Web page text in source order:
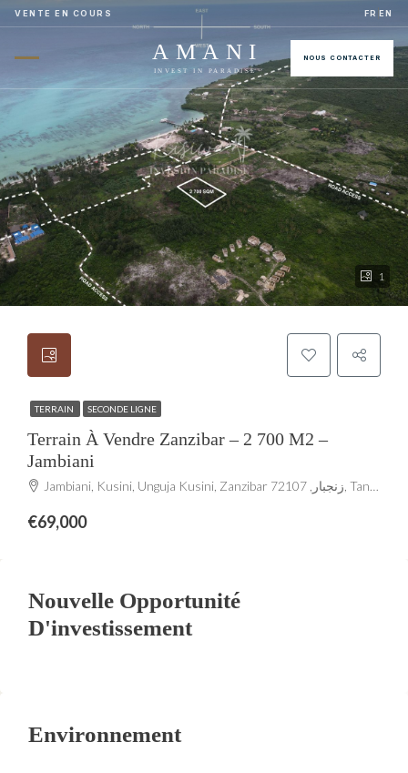
1
TERRAIN SECONDE LIGNE
Terrain À Vendre Zanzibar – 2 700 M2 –
Jambiani
Jambiani, Kusini, Unguja Kusini, Zanzibar زنجبار, 72107, Tanzania
€69,000
Nouvelle Opportunité
D'investissement
Environnement
VENTE EN COURS FR EN
AMANI
INVEST IN PARADISE
NOUS CONTACTER